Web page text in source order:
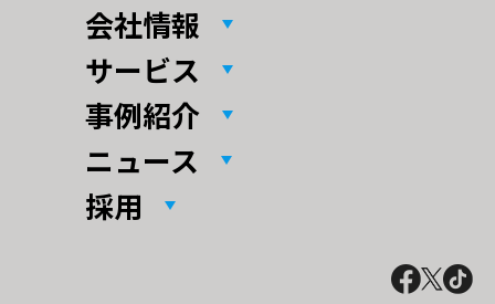
会社情報
サービス
事例紹介
ニュース
採用